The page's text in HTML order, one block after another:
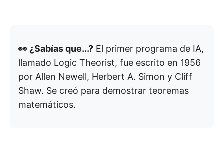
👀 ¿Sabías que...? El primer programa de IA,
llamado Logic Theorist, fue escrito en 1956
por Allen Newell, Herbert A. Simon y Cliff
Shaw. Se creó para demostrar teoremas
matemáticos.